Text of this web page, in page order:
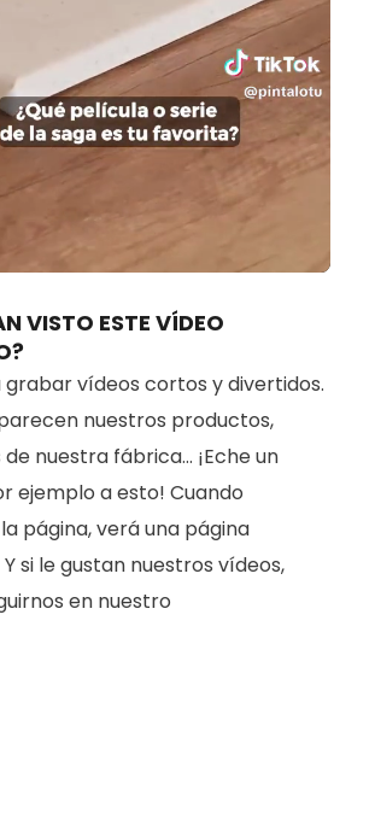
100.00%
VISTO ESTE VÍDEO
grabar vídeos cortos y divertidos.
nuestros productos,
nuestra fábrica... ¡Eche un
ejemplo a esto! Cuando
página, verá una página
si le gustan nuestros vídeos,
en nuestro